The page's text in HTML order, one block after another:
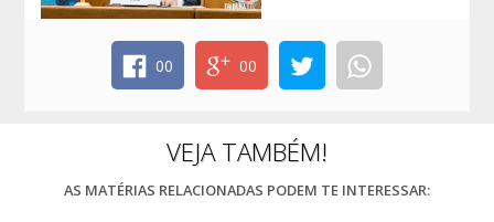
00 00
VEJA TAMBÉM!
AS MATÉRIAS RELACIONADAS PODEM TE INTERESSAR: